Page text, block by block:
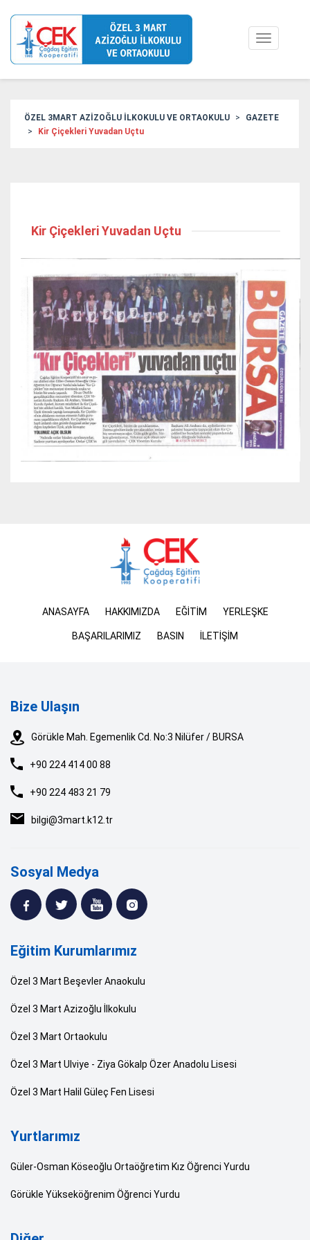
Toggle
navigation
ÖZEL 3MART AZİZOĞLU İLKOKULU VE ORTAOKULU
GAZETE
Kir Çiçekleri Yuvadan Uçtu
Kir Çiçekleri Yuvadan Uçtu
ANASAYFA HAKKIMIZDA EĞİTİM YERLEŞKE
BAŞARILARIMIZ BASIN İLETİŞİM
Bize Ulaşın
Görükle Mah. Egemenlik Cd. No:3 Nilüfer / BURSA
+90 224 414 00 88
+90 224 483 21 79
bilgi@3mart.k12.tr
Sosyal Medya
Eğitim Kurumlarımız
Özel 3 Mart Beşevler Anaokulu
Özel 3 Mart Azizoğlu İlkokulu
Özel 3 Mart Ortaokulu
Özel 3 Mart Ulviye - Ziya Gökalp Özer Anadolu Lisesi
Özel 3 Mart Halil Güleç Fen Lisesi
Yurtlarımız
Güler-Osman Köseoğlu Ortaöğretim Kız Öğrenci Yurdu
Görükle Yükseköğrenim Öğrenci Yurdu